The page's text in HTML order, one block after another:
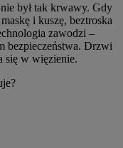
był tak krwawy. Gdy
i kuszę, beztroska
zawodzi –
bezpieczeństwa. Drzwi
się w więzienie.